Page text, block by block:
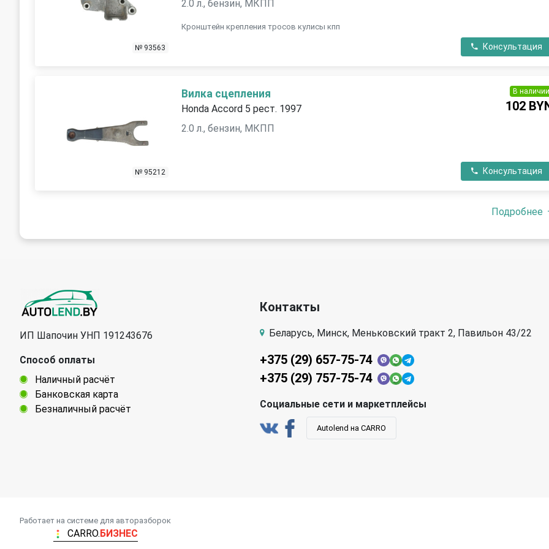
№ 93563
2.0 л., бензин, МКПП
Кронштейн крепления тросов кулисы кпп
Консультация
№ 95212
Вилка сцепления
Honda Accord 5 рест. 1997
2.0 л., бензин, МКПП
В
102
Консультация
Подробнее
ИП Шапочин УНП 191243676
Способ оплаты
Наличный расчёт
Банковская карта
Безналичный расчёт
Контакты
Беларусь, Минск, Меньковский тракт 2, Павильон 43/22
+375 (29) 657-75-74
+375 (29) 757-75-74
Социальные сети и маркетплейсы
Autolend на CARRO
Работает на системе для авторазборок
CARRO.БИЗНЕС